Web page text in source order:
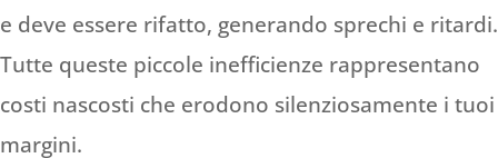
e deve essere rifatto, generando sprechi e ritardi.
Tutte queste piccole inefficienze rappresentano
costi nascosti che erodono silenziosamente i tuoi
margini.